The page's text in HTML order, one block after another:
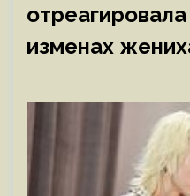
изменах